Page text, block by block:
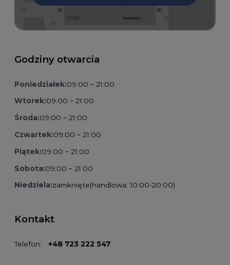
Godziny otwarcia
Poniedziałek:09:00 – 21:00
Wtorek:09:00 – 21:00
Środa:09:00 – 21:00
Czwartek:09:00 – 21:00
Piątek:09:00 – 21:00
Sobota:09:00 – 21:00
Niedziela:zamknięte(handlowa: 10:00-20:00)
Kontakt
Telefon: +48 723 222 547